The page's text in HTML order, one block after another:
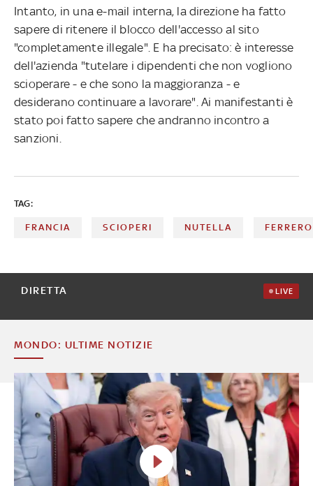
Intanto, in una e-mail interna, la direzione ha fatto
sapere di ritenere il blocco dell'accesso al sito
"completamente illegale". E ha precisato: è interesse
dell'azienda "tutelare i dipendenti che non vogliono
scioperare - e che sono la maggioranza - e
desiderano continuare a lavorare". Ai manifestanti è
stato poi fatto sapere che andranno incontro a
sanzioni.
TAG:
FRANCIA SCIOPERI NUTELLA FERRERO
DIRETTA LIVE
MONDO: ULTIME NOTIZIE